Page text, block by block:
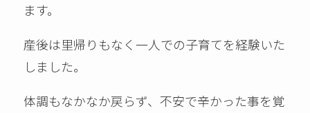
ます。
産後は里帰りもなく一人での子育てを経験いた
しました。
体調もなかなか戻らず、不安で辛かった事を覚